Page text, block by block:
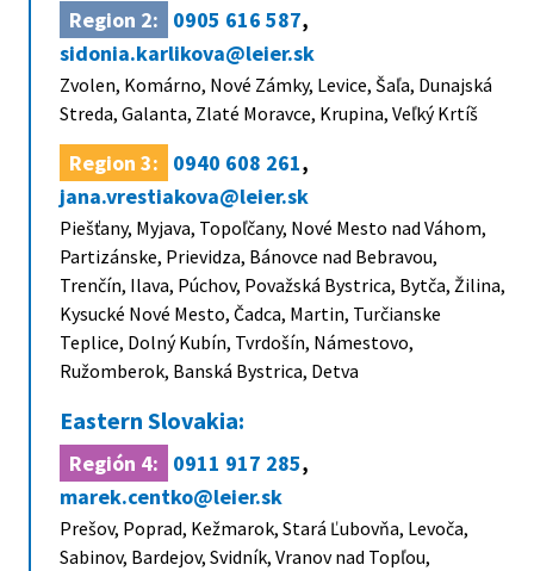
Region 2: 0905 616 587,
sidonia.karlikova@leier.sk
Zvolen, Komárno, Nové Zámky, Levice, Šaľa, Dunajská
Streda, Galanta, Zlaté Moravce, Krupina, Veľký Krtíš
Region 3: 0940 608 261,
jana.vrestiakova@leier.sk
Piešťany, Myjava, Topoľčany, Nové Mesto nad Váhom,
Partizánske, Prievidza, Bánovce nad Bebravou,
Trenčín, Ilava, Púchov, Považská Bystrica, Bytča, Žilina,
Kysucké Nové Mesto, Čadca, Martin, Turčianske
Teplice, Dolný Kubín, Tvrdošín, Námestovo,
Ružomberok, Banská Bystrica, Detva
Eastern Slovakia:
Región 4: 0911 917 285,
marek.centko@leier.sk
Prešov, Poprad, Kežmarok, Stará Ľubovňa, Levoča,
Sabinov, Bardejov, Svidník, Vranov nad Topľou,